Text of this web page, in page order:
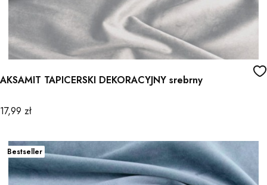
AKSAMIT TAPICERSKI DEKORACYJNY srebrny
Cena
17,99 zł
Bestseller